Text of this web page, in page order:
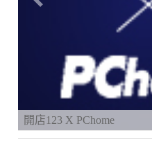
開店123 X PChome
Previous